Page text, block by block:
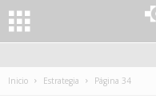
Inicio Estrategia Página 34